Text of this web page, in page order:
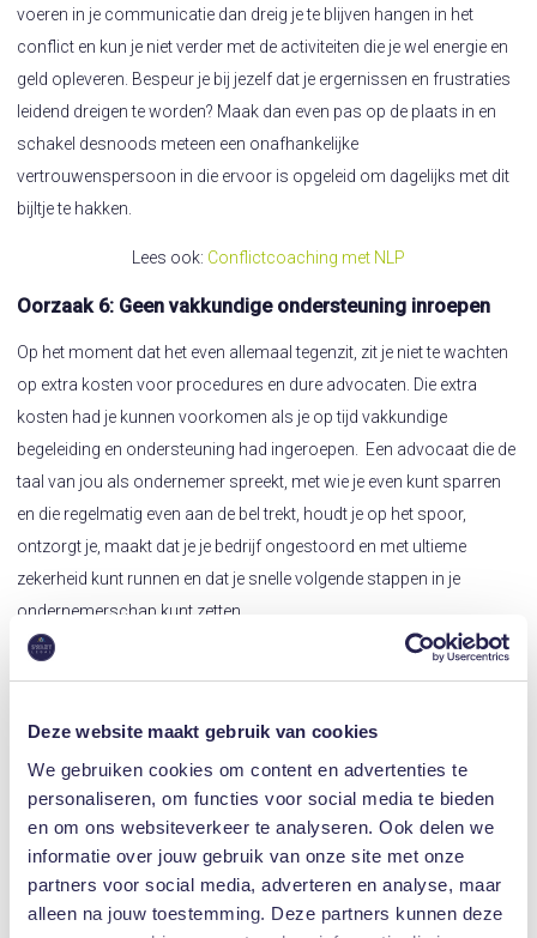
Deze website maakt gebruik van cookies
We gebruiken cookies om content en advertenties te
personaliseren, om functies voor social media te bieden
en om ons websiteverkeer te analyseren. Ook delen we
informatie over jouw gebruik van onze site met onze
partners voor social media, adverteren en analyse, maar
alleen na jouw toestemming. Deze partners kunnen deze
voeren in je communicatie dan dreig je te blijven hangen in het
conflict en kun je niet verder met de activiteiten die je wel energie en
geld opleveren. Bespeur je bij jezelf dat je ergernissen en frustraties
leidend dreigen te worden? Maak dan even pas op de plaats in en
schakel desnoods meteen een onafhankelijke
vertrouwenspersoon in die ervoor is opgeleid om dagelijks met dit
bijltje te hakken.
Lees ook: Conflictcoaching met NLP
Oorzaak 6: Geen vakkundige ondersteuning inroepen
Op het moment dat het even allemaal tegenzit, zit je niet te wachten
op extra kosten voor procedures en dure advocaten. Die extra
kosten had je kunnen voorkomen als je op tijd vakkundige
begeleiding en ondersteuning had ingeroepen. Een advocaat die de
taal van jou als ondernemer spreekt, met wie je even kunt sparren
en die regelmatig even aan de bel trekt, houdt je op het spoor,
ontzorgt je, maakt dat je je bedrijf ongestoord en met ultieme
zekerheid kunt runnen en dat je snelle volgende stappen in je
ondernemerschap kunt zetten.
Lees ook:
Behaal makkelijk je zakelijke doelen met coaching voor
Download De
Ultieme Gids voor
Succesvolle
Samenwerking
Wil jij van jullie
samenwerking ook een
langdurig succes